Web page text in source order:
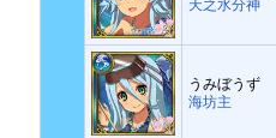
天之水分神
うみぼうず
海坊主